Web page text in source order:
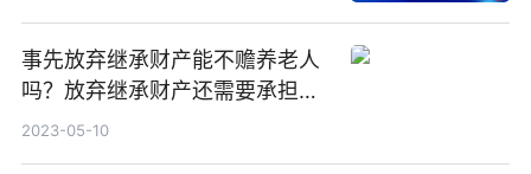
事先放弃继承财产能不赡养老人
吗？放弃继承财产还需要承担债
务吗？
2023-05-10